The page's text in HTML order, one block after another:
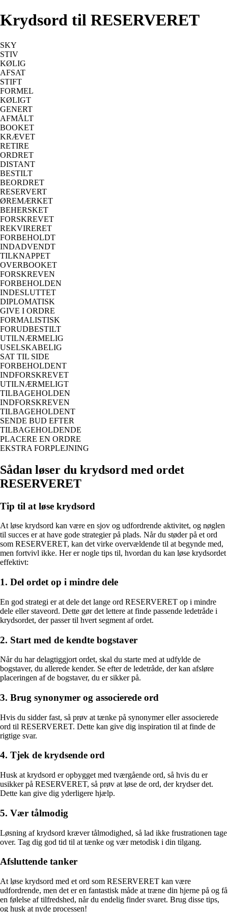
Krydsord til RESERVERET
SKY
STIV
KØLIG
AFSAT
STIFT
FORMEL
KØLIGT
GENERT
AFMÅLT
BOOKET
KRÆVET
RETIRE
ORDRET
DISTANT
BESTILT
BEORDRET
RESERVERT
ØREMÆRKET
BEHERSKET
FORSKREVET
REKVIRERET
FORBEHOLDT
INDADVENDT
TILKNAPPET
OVERBOOKET
FORSKREVEN
FORBEHOLDEN
INDESLUTTET
DIPLOMATISK
GIVE I ORDRE
FORMALISTISK
FORUDBESTILT
UTILNÆRMELIG
USELSKABELIG
SAT TIL SIDE
FORBEHOLDENT
INDFORSKREVET
UTILNÆRMELIGT
TILBAGEHOLDEN
INDFORSKREVEN
TILBAGEHOLDENT
SENDE BUD EFTER
TILBAGEHOLDENDE
PLACERE EN ORDRE
EKSTRA FORPLEJNING
Sådan løser du krydsord med ordet
RESERVERET
Tip til at løse krydsord
At løse krydsord kan være en sjov og udfordrende aktivitet, og nøglen
til succes er at have gode strategier på plads. Når du støder på et ord
som RESERVERET, kan det virke overvældende til at begynde med,
men fortvivl ikke. Her er nogle tips til, hvordan du kan løse krydsordet
effektivt:
1. Del ordet op i mindre dele
En god strategi er at dele det lange ord RESERVERET op i mindre
dele eller staveord. Dette gør det lettere at finde passende ledetråde i
krydsordet, der passer til hvert segment af ordet.
2. Start med de kendte bogstaver
Når du har delagtiggjort ordet, skal du starte med at udfylde de
bogstaver, du allerede kender. Se efter de ledetråde, der kan afsløre
placeringen af de bogstaver, du er sikker på.
3. Brug synonymer og associerede ord
Hvis du sidder fast, så prøv at tænke på synonymer eller associerede
ord til RESERVERET. Dette kan give dig inspiration til at finde de
rigtige svar.
4. Tjek de krydsende ord
Husk at krydsord er opbygget med tværgående ord, så hvis du er
usikker på RESERVERET, så prøv at løse de ord, der krydser det.
Dette kan give dig yderligere hjælp.
5. Vær tålmodig
Løsning af krydsord kræver tålmodighed, så lad ikke frustrationen tage
over. Tag dig god tid til at tænke og vær metodisk i din tilgang.
Afsluttende tanker
At løse krydsord med et ord som RESERVERET kan være
udfordrende, men det er en fantastisk måde at træne din hjerne på og få
en følelse af tilfredshed, når du endelig finder svaret. Brug disse tips,
og husk at nyde processen!